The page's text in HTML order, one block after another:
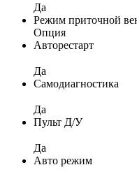
Да
Режим приточной
Опция
Авторестарт
Да
Самодиагностика
Да
Пульт Д/У
Да
Авто режим